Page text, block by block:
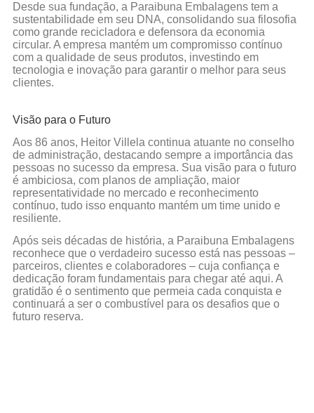
Desde sua fundação, a Paraibuna Embalagens tem a
sustentabilidade em seu DNA, consolidando sua filosofia
como grande recicladora e defensora da economia
circular. A empresa mantém um compromisso contínuo
com a qualidade de seus produtos, investindo em
tecnologia e inovação para garantir o melhor para seus
clientes.
Visão para o Futuro
Aos 86 anos, Heitor Villela continua atuante no conselho
de administração, destacando sempre a importância das
pessoas no sucesso da empresa. Sua visão para o futuro
é ambiciosa, com planos de ampliação, maior
representatividade no mercado e reconhecimento
contínuo, tudo isso enquanto mantém um time unido e
resiliente.
Após seis décadas de história, a Paraibuna Embalagens
reconhece que o verdadeiro sucesso está nas pessoas –
parceiros, clientes e colaboradores – cuja confiança e
dedicação foram fundamentais para chegar até aqui. A
gratidão é o sentimento que permeia cada conquista e
continuará a ser o combustível para os desafios que o
futuro reserva.